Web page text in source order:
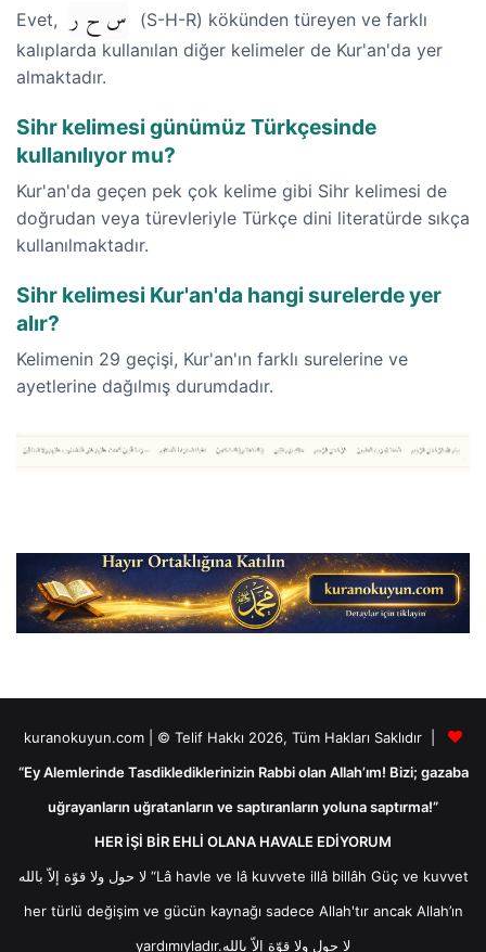
Evet, س ح ر
(S-H-R) kökünden türeyen ve farklı
kalıplarda kullanılan diğer kelimeler de Kur'an'da yer
almaktadır.
Sihr kelimesi günümüz Türkçesinde
kullanılıyor mu?
Kur'an'da geçen pek çok kelime gibi Sihr kelimesi de
doğrudan veya türevleriyle Türkçe dini literatürde sıkça
kullanılmaktadır.
Sihr kelimesi Kur'an'da hangi surelerde yer
alır?
Kelimenin 29 geçişi, Kur'an'ın farklı surelerine ve
ayetlerine dağılmış durumdadır.
kuranokuyun.com | © Telif Hakkı 2026, Tüm Hakları Saklıdır |
“Ey Alemlerinde Tasdiklediklerinizin Rabbi olan Allah’ım! Bizi; gazaba
uğrayanların uğratanların ve saptıranların yoluna saptırma!”
HER İŞİ BİR EHLİ OLANA HAVALE EDİYORUM
لا حول ولا قوّة إلاّ بالله “Lâ havle ve lâ kuvvete illâ billâh Güç ve kuvvet
her türlü değişim ve gücün kaynağı sadece Allah'tır ancak Allah’ın
yardımıyladır.لا حول ولا قوّة إلاّ بالله